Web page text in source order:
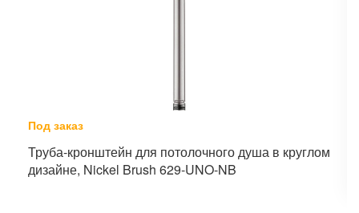
Под заказ
Труба-кронштейн для потолочного душа в круглом
дизайне, Nickel Brush 629-UNO-NB